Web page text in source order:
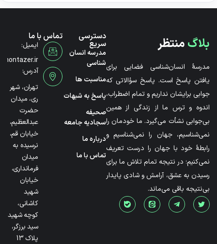
بلاگمنتظر
مدرسۀ انسان‌شناسی فضایی برای
یافتن پاسخ است. پاسخ سؤالاتی که
جوابی برایشان نداریم و تمام اضطراب،
اندوه و ترس ما از زندگی از همین
بی‌جوابی نشأت می‌گیرد. ما خودمان را
نمی‌شناسیم، جهان را نمی‌شناسیم و
رابطۀ خود با جهان را درست تعریف
نمی‌کنیم؛ در نتیجه تمام تلاش ما برای
رسیدن به عشق، آرامش و شادی پایدار
بی‌نتیجه باقی می‌ماند.
دسترسی
سریع
مدرسه انسان
شناسی
مناسبت ها
پاسخ به شبهات
صحیفه
سجادیه جامعه
درباره ما
تماس با ما
تماس با ما
ایمیل:
آدرس:
تهران، شهر
ری، میدان
حضرت
عبدالعظیم،
خیابان قم،
نرسیده به
میدان
فرمانداری،
خیابان
شهید
کاشانی،
کوچه شهید
سید برزگر،
پلاک 13